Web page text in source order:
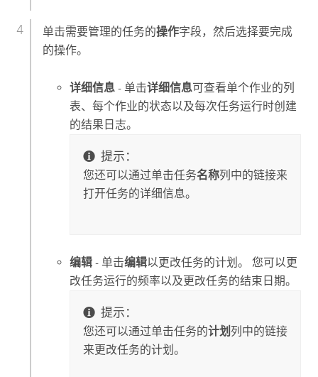
单击需要管理的任务的操作字段，然后选择要完成
的操作。
详细信息 - 单击详细信息可查看单个作业的列
表、每个作业的状态以及每次任务运行时创建
的结果日志。
提示：
您还可以通过单击任务名称列中的链接来
打开任务的详细信息。
编辑 - 单击编辑以更改任务的计划。 您可以更
改任务运行的频率以及更改任务的结束日期。
提示：
您还可以通过单击任务的计划 列中的链接
来更改任务的计划。